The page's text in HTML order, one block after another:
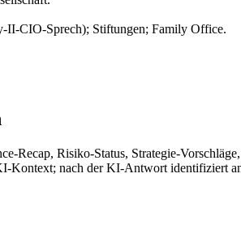
II-CIO-Sprech); Stiftungen; Family Office.
Recap, Risiko-Status, Strategie-
Kontext; nach der KI-Antwort identifiziert